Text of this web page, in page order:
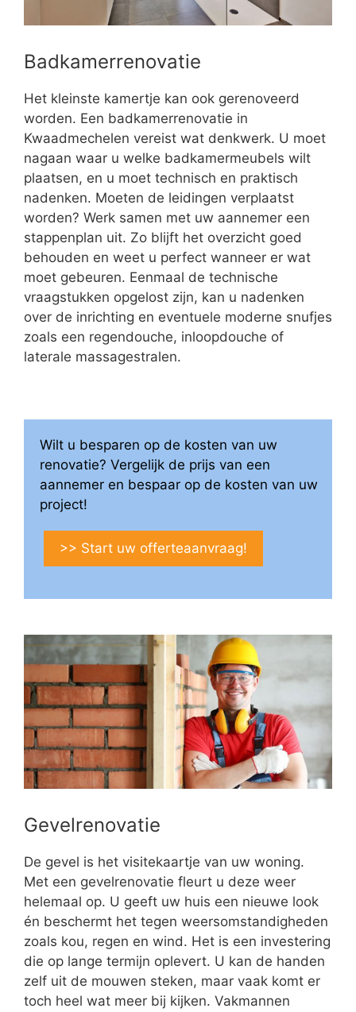
Badkamerrenovatie
Het kleinste kamertje kan ook gerenoveerd
worden. Een badkamerrenovatie in
Kwaadmechelen vereist wat denkwerk. U moet
nagaan waar u welke badkamermeubels wilt
plaatsen, en u moet technisch en praktisch
nadenken. Moeten de leidingen verplaatst
worden? Werk samen met uw aannemer een
stappenplan uit. Zo blijft het overzicht goed
behouden en weet u perfect wanneer er wat
moet gebeuren. Eenmaal de technische
vraagstukken opgelost zijn, kan u nadenken
over de inrichting en eventuele moderne snufjes
zoals een regendouche, inloopdouche of
laterale massagestralen.
Wilt u besparen op de kosten van uw
renovatie? Vergelijk de prijs van een
aannemer en bespaar op de kosten van uw
project!
>> Start uw offerteaanvraag!
Gevelrenovatie
De gevel is het visitekaartje van uw woning.
Met een gevelrenovatie fleurt u deze weer
helemaal op. U geeft uw huis een nieuwe look
én beschermt het tegen weersomstandigheden
zoals kou, regen en wind. Het is een investering
die op lange termijn oplevert. U kan de handen
zelf uit de mouwen steken, maar vaak komt er
toch heel wat meer bij kijken. Vakmannen